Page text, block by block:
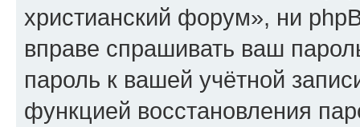
христианский форум», ни
вправе спрашивать ваш
пароль к вашей учётной
функцией восстановления